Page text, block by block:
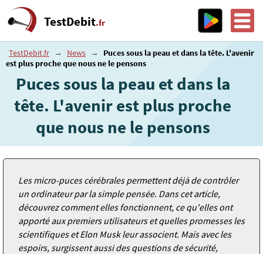
TestDebit.fr
TestDebit.fr → News →
Puces sous la peau et dans la tête. L'avenir
est plus proche que nous ne le pensons
Puces sous la peau et dans la
tête. L'avenir est plus proche
que nous ne le pensons
Les micro-puces cérébrales permettent déjà de contrôler
un ordinateur par la simple pensée. Dans cet article,
découvrez comment elles fonctionnent, ce qu'elles ont
apporté aux premiers utilisateurs et quelles promesses les
scientifiques et Elon Musk leur associent. Mais avec les
espoirs, surgissent aussi des questions de sécurité,